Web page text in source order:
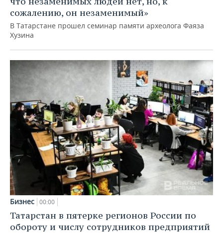
сожалению, он незаменимый»
В Татарстане прошел семинар памяти археолога Фаяза
Хузина
Бизнес 00:00
Татарстан в пятерке регионов России по
обороту и числу сотрудников предприятий